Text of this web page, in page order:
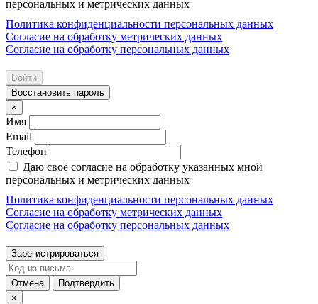
персональных и метрических данных
Политика конфиденциальности персональных данных
Согласие на обработку метрических данных
Согласие на обработку персональных данных
Войти
Восстановить пароль
×
Имя
Email
Телефон
Даю своё согласие на обработку указанных мной
персональных и метрических данных
Политика конфиденциальности персональных данных
Согласие на обработку метрических данных
Согласие на обработку персональных данных
Зарегистрироваться
Отмена
Подтвердить
×